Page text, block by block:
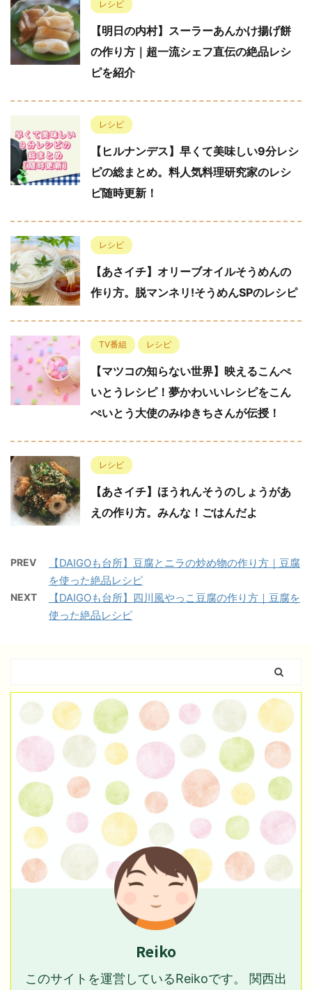
レシピ
【明日の内村】スーラーあんかけ揚げ餅
の作り方｜超一流シェフ直伝の絶品レシ
ピを紹介
レシピ
【ヒルナンデス】早くて美味しい9分レシ
ピの総まとめ。料人気料理研究家のレシ
ピ随時更新！
レシピ
【あさイチ】オリーブオイルそうめんの
作り方。脱マンネリ!そうめんSPのレシピ
TV番組 レシピ
【マツコの知らない世界】映えるこんぺ
いとうレシピ！夢かわいいレシピをこん
ぺいとう大使のみゆきちさんが伝授！
レシピ
【あさイチ】ほうれんそうのしょうがあ
えの作り方。みんな！ごはんだよ
PREV
【DAIGOも台所】豆腐とニラの炒め物の作り方｜豆腐
を使った絶品レシピ
NEXT
【DAIGOも台所】四川風やっこ豆腐の作り方｜豆腐を
使った絶品レシピ
Reiko
このサイトを運営しているReikoです。 関西出